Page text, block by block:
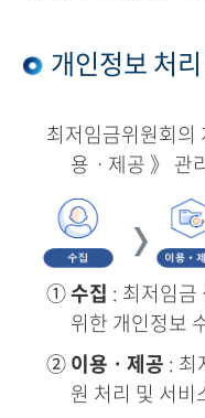
개인정보 처
최저임금위원회의
용ㆍ제공 》 관
①수집 : 최저임금
위한 개인정보
② 이용ㆍ제공 : 최
원 처리 및 서비